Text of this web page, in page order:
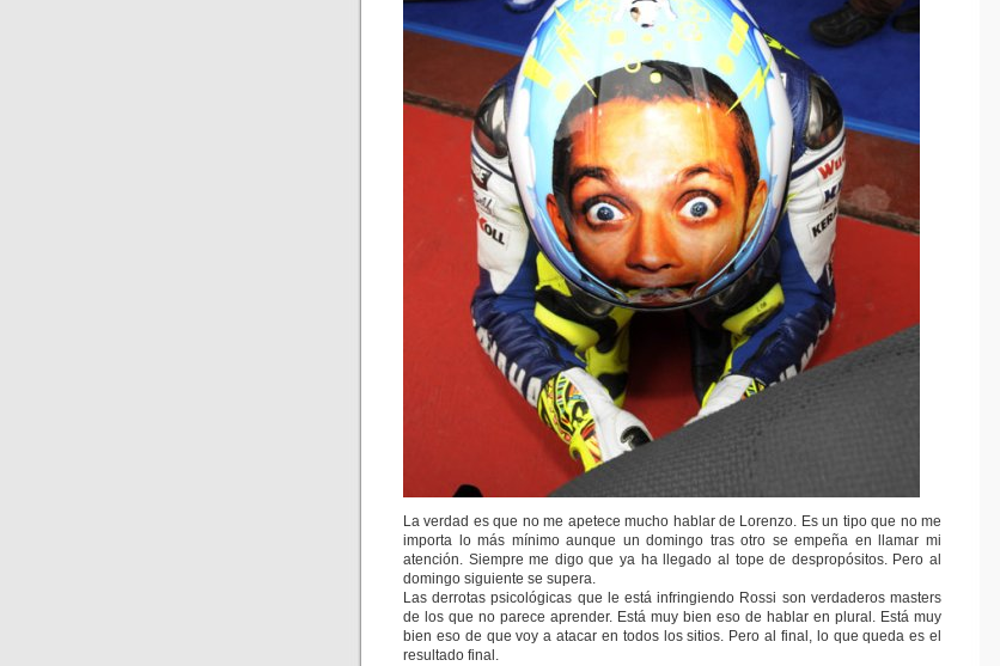
La verdad es que no me apetece mucho hablar de Lorenzo. Es un tipo que no me
importa lo más mínimo aunque un domingo tras otro se empeña en llamar mi
atención. Siempre me digo que ya ha llegado al tope de despropósitos. Pero al
domingo siguiente se supera.
Las derrotas psicológicas que le está infringiendo Rossi son verdaderos masters
de los que no parece aprender. Está muy bien eso de hablar en plural. Está muy
bien eso de que voy a atacar en todos los sitios. Pero al final, lo que queda es el
resultado final.